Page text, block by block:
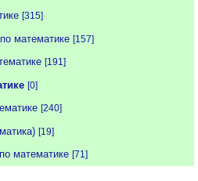
[315]
математике [157]
[191]
[0]
[240]
[19]
математике [71]